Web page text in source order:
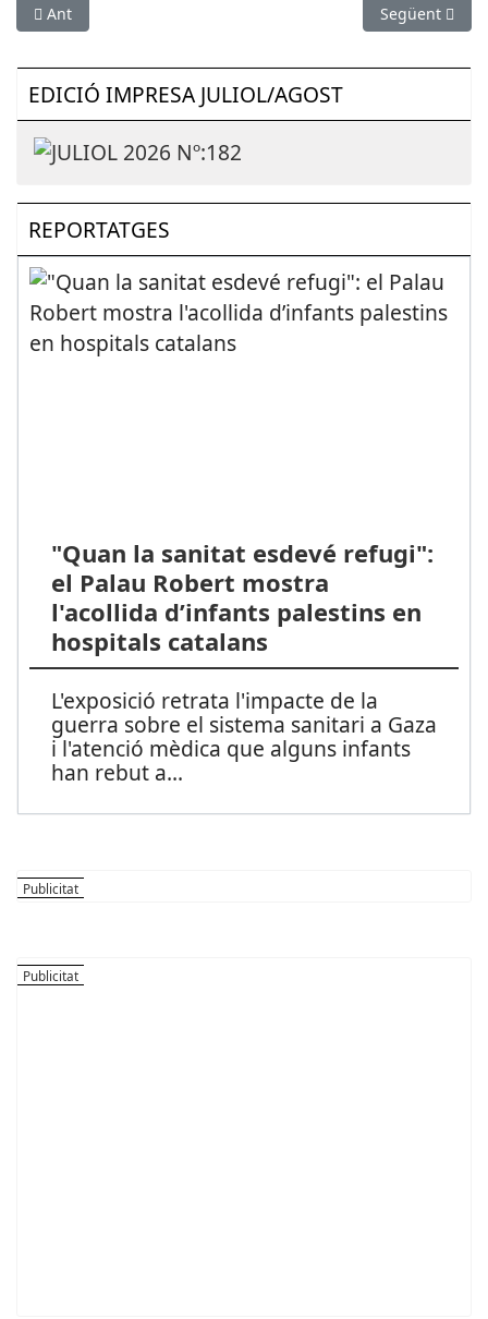
Article anterior: SOCIETAT: Comencen les obres de millora
Ant Article
Següent
EDICIÓ IMPRESA JULIOL/AGOST
REPORTATGES
"Quan la sanitat esdevé refugi":
el Palau Robert mostra
l'acollida d’infants palestins en
hospitals catalans
L'exposició retrata l'impacte de la
guerra sobre el sistema sanitari a Gaza
i l'atenció mèdica que alguns infants
han rebut a...